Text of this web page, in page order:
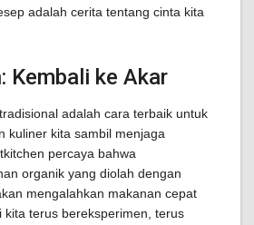
adalah cerita tentang cinta kita
Kembali ke Akar
adalah cara terbaik untuk
kuliner kita sambil menjaga
percaya bahwa
organik yang diolah dengan
mengalahkan makanan cepat
kita terus bereksperimen, terus